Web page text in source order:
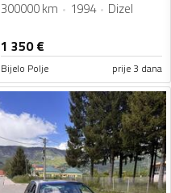
300000 km 1994 Dizel
1 350€
Bijelo Polje prije 3 dana